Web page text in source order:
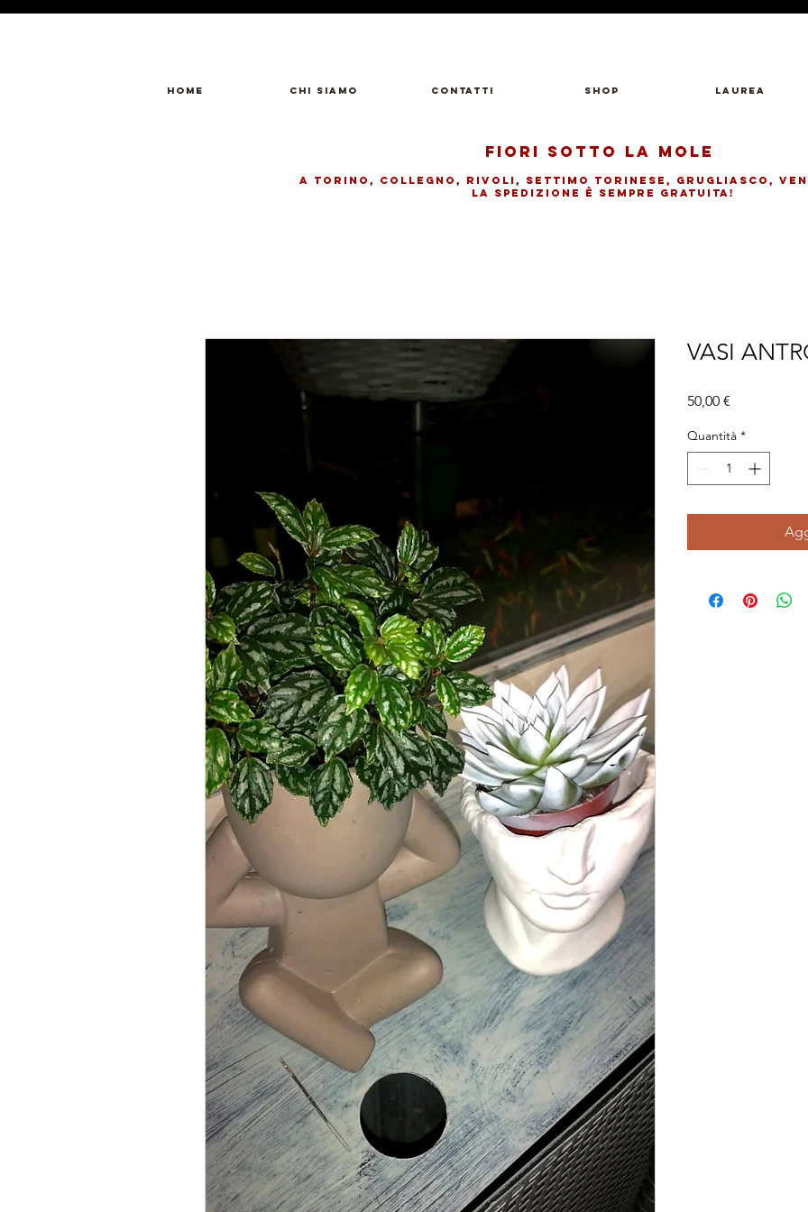
Home Chi Siamo Contatti Shop LAUREA
FIORI SOTTO LA MOLE
a Torino, Collegno, rivolI, SETTIMO TORINESE, GRUGLIASCO,
LA SPEDIZIONE è SEMPRE GRATUITA!
VASI
50,00 €
Quantità *